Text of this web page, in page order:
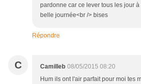
pardonne car ce lever tous les jour
belle journée<br /> bises
Répondre
C Camilleb 08/05/2015 08:20
Hum ils ont l'air parfait pour moi tes